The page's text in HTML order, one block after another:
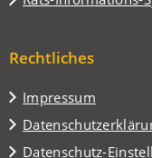
neuen
einem
Tab)
neuen
Rechtliches
Impressum
Datenschutz-